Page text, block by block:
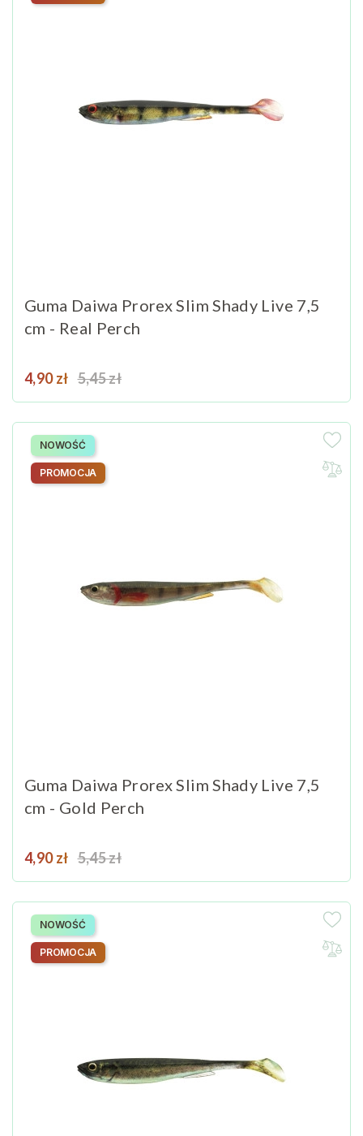
Guma Daiwa Prorex Slim Shady Live 7,5
cm - Real Perch
Cena
4,90 zł Cena podstawowa
5,45 zł
Guma Daiwa Prorex Slim Shady Live 7,5
cm - Gold Perch
Cena
4,90 zł Cena podstawowa
5,45 zł
NOWOŚĆ
PROMOCJA
NOWOŚĆ
PROMOCJA